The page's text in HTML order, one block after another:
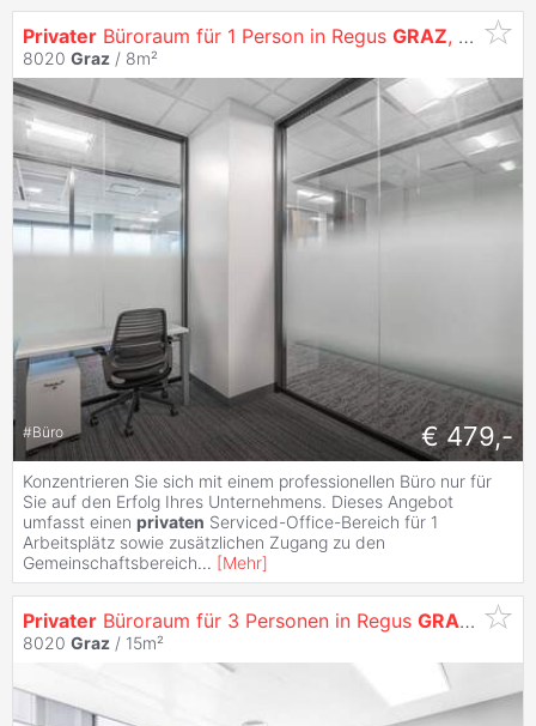
Privater Büroraum für 1 Person in Regus GRAZ, Level KS1 Tower
8020 Graz / 8m²
#Büro € 479,-
Konzentrieren Sie sich mit einem professionellen Büro nur für
Sie auf den Erfolg Ihres Unternehmens. Dieses Angebot
umfasst einen privaten Serviced-Office-Bereich für 1
Arbeitsplätz sowie zusätzlichen Zugang zu den
Gemeinschaftsbereich... [Mehr]
Privater Büroraum für 3 Personen in Regus GRAZ , Level
8020 Graz / 15m²